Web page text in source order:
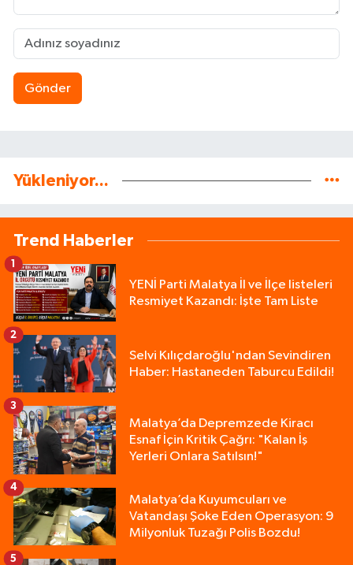
Gönder
Yükleniyor...
Trend Haberler
YENİ Parti Malatya İl ve İlçe listeleri
Resmiyet Kazandı: İşte Tam Liste
1
Selvi Kılıçdaroğlu'ndan Sevindiren
Haber: Hastaneden Taburcu Edildi!
2
Malatya’da Depremzede Kiracı
Esnaf İçin Kritik Çağrı: "Kalan İş
Yerleri Onlara Satılsın!"
3
Malatya’da Kuyumcuları ve
Vatandaşı Şoke Eden Operasyon: 9
Milyonluk Tuzağı Polis Bozdu!
4
5